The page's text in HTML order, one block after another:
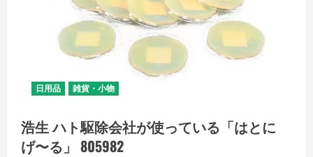
日用品 雑貨・小物
浩生 ハト駆除会社が使っている「はとに
げ〜る」 805982